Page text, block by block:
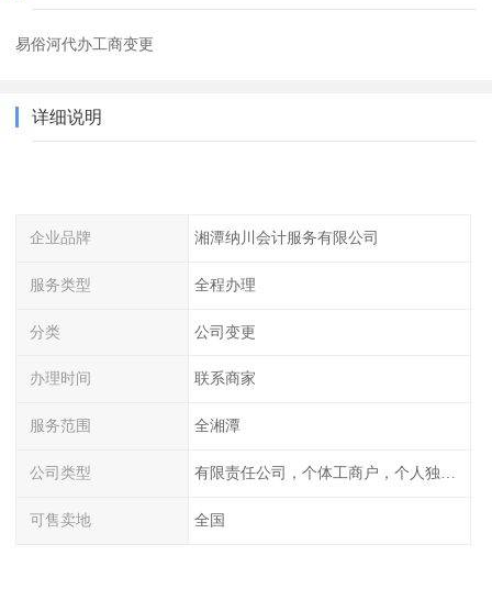
易俗河代办工商变更
详细说明
企业品牌 湘潭纳川会计服务有限公司
服务类型 全程办理
分类 公司变更
办理时间 联系商家
服务范围 全湘潭
公司类型
可售卖地 全国